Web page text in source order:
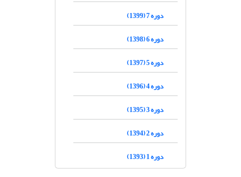
دوره 7 (1399)
دوره 6 (1398)
دوره 5 (1397)
دوره 4 (1396)
دوره 3 (1395)
دوره 2 (1394)
دوره 1 (1393)